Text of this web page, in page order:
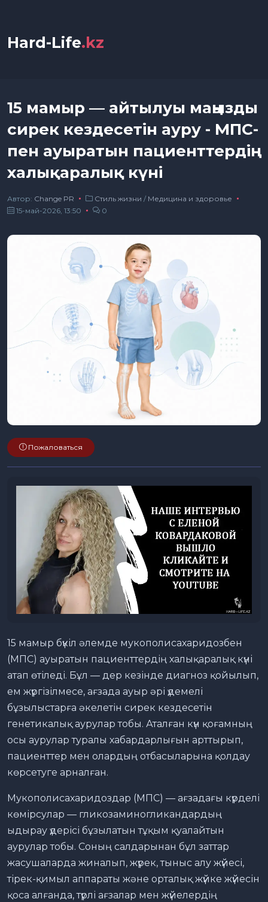
Hard-Life.kz
15 мамыр — айтылуы маңызды
сирек кездесетін ауру - МПС-
пен ауыратын пациенттердің
халықаралық күні
Автор: Сhange PR Стиль жизни / Медицина и здоровье
15-май-2026, 13:50
0
Пожаловаться
15 мамыр бүкіл әлемде мукополисахаридозбен
(МПС) ауыратын пациенттердің халықаралық күні
атап өтіледі. Бұл — дер кезінде диагноз қойылып,
ем жүргізілмесе, ағзада ауыр әрі үдемелі
бұзылыстарға әкелетін сирек кездесетін
генетикалық аурулар тобы. Аталған күн қоғамның
осы аурулар туралы хабардарлығын арттырып,
пациенттер мен олардың отбасыларына қолдау
көрсетуге арналған.
Мукополисахаридоздар (МПС) — ағзадағы күрделі
көмірсулар — гликозаминогликандардың
ыдырау үдерісі бұзылатын тұқым қуалайтын
аурулар тобы. Соның салдарынан бұл заттар
жасушаларда жиналып, жүрек, тыныс алу жүйесі,
тірек-қимыл аппараты және орталық жүйке жүйесін
қоса алғанда, түрлі ағзалар мен жүйелердің